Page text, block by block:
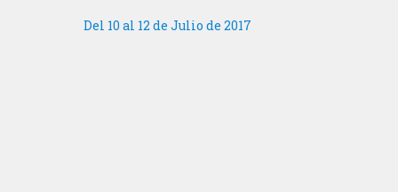
Del 10 al 12 de Julio de 2017